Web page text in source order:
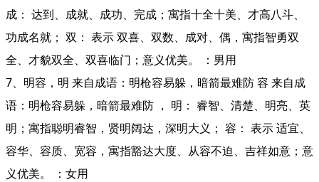
成： 达到、成就、成功、完成；寓指十全十美、才高八斗、
功成名就； 双： 表示 双喜、双数、成对、偶，寓指智勇双
全、才貌双全、双喜临门；意义优美。 ：男用
7、明容，明 来自成语：明枪容易躲，暗箭最难防 容 来自成
语：明枪容易躲，暗箭最难防 ， 明： 睿智、清楚、明亮、英
明；寓指聪明睿智，贤明阔达，深明大义； 容： 表示 适宜、
容华、容质、宽容，寓指豁达大度、从容不迫、吉祥如意；意
义优美。 ：女用